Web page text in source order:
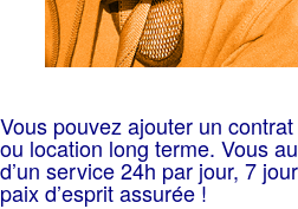
Vous pouvez ajouter un
ou location long terme. Vous
d’un service 24h par jour, 7
paix d’esprit assurée !